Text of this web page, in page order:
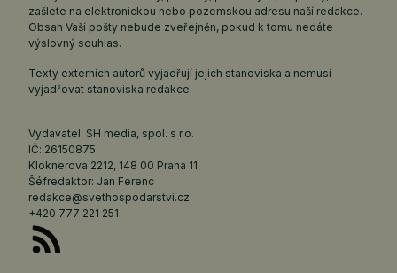
zašlete na elektronickou nebo pozemskou adresu naší redakce.
Obsah Vaší pošty nebude zveřejněn, pokud k tomu nedáte
výslovný souhlas.
Texty externích autorů vyjadřují jejich stanoviska a nemusí
vyjadřovat stanoviska redakce.
Vydavatel: SH media, spol. s r.o.
IČ: 26150875
Kloknerova 2212, 148 00 Praha 11
Šéfredaktor: Jan Ferenc
redakce@svethospodarstvi.cz
+420 777 221 251